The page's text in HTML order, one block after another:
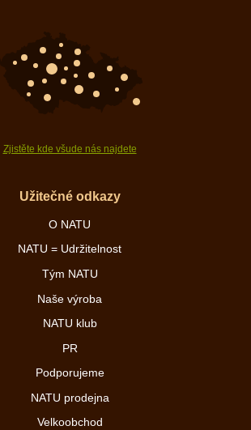
Zjistěte kde všude nás najdete
Užitečné odkazy
O NATU
NATU = Udržitelnost
Tým NATU
Naše výroba
NATU klub
PR
Podporujeme
NATU prodejna
Velkoobchod